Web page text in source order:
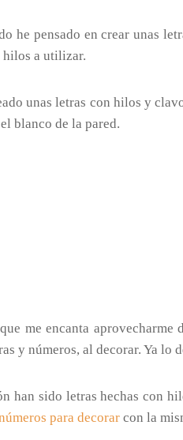
he pensado en crear unas
hilos a utilizar.
unas letras con hilos y
blanco de la pared.
me encanta
y números, al decorar. Ya lo
han sido letras hechas con
para decorar con la